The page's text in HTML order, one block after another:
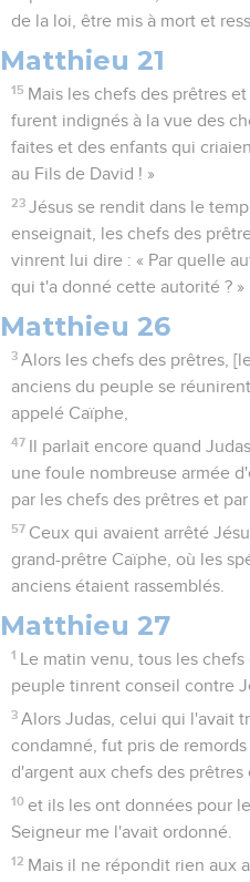
de la loi, être mis à mort et
Matthieu 21
15 Mais les chefs des prêtres
furent indignés à la vue des
faites et des enfants qui
au Fils de David ! »
23 Jésus se rendit dans le
enseignait, les chefs des
vinrent lui dire : « Par quelle
qui t'a donné cette autorité ? »
Matthieu 26
3 Alors les chefs des prêtres,
anciens du peuple se
appelé Caïphe,
47
Il parlait encore quand
une foule nombreuse armée
par les chefs des prêtres et
57 Ceux qui avaient arrêté
grand-prêtre Caïphe, où les
anciens étaient rassemblés.
Matthieu 27
1
Le matin venu, tous les
peuple tinrent conseil contre
3 Alors Judas, celui qui l'avait
condamné, fut pris de
d'argent aux chefs des prêtres
10 et ils les ont données pour
Seigneur me l'avait ordonné.
12 Mais il ne répondit rien aux